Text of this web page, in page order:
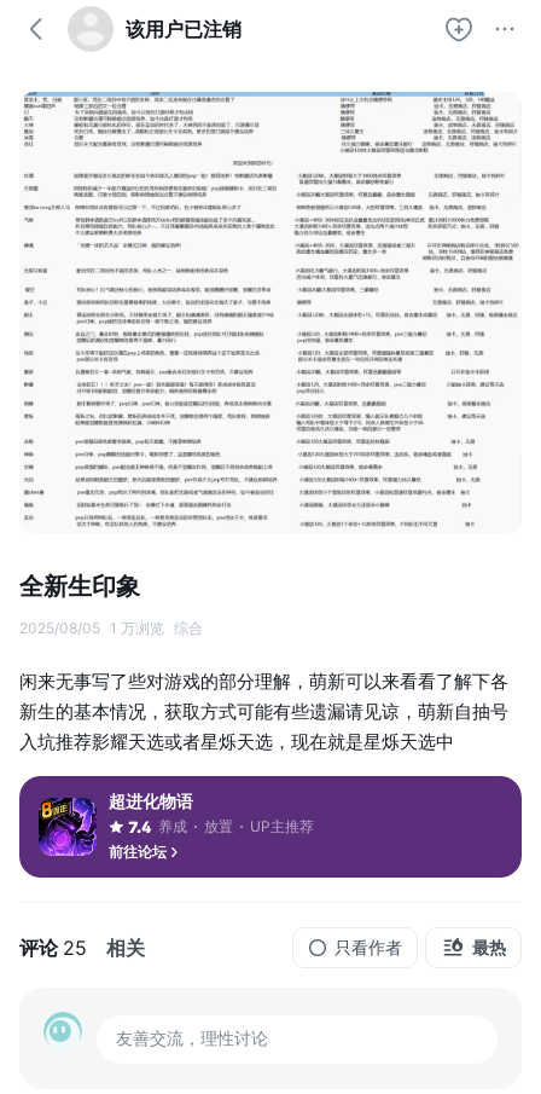
该用户已注销
全新生印象
2025/08/05 1 万浏览 综合
闲来无事写了些对游戏的部分理解，萌新可以来看看了解下各
新生的基本情况，获取方式可能有些遗漏请见谅，萌新自抽号
入坑推荐影耀天选或者星烁天选，现在就是星烁天选中
超进化物语
7.4 养成 放置
UP主推荐
前往论坛
评论 25 相关 只看作者 最热
友善交流，理性讨论